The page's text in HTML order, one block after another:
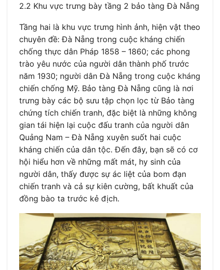
2.2 Khu vực trưng bày tầng 2 bảo tàng Đà Nẵng
Tầng hai là khu vực trưng hình ảnh, hiện vật theo
chuyên đề: Đà Nẵng trong cuộc kháng chiến
chống thực dân Pháp 1858 – 1860; các phong
trào yêu nước của người dân thành phố trước
năm 1930; người dân Đà Nẵng trong cuộc kháng
chiến chống Mỹ. Bảo tàng Đà Nẵng cũng là nơi
trưng bày các bộ sưu tập chọn lọc từ Bảo tàng
chứng tích chiến tranh, đặc biệt là những không
gian tái hiện lại cuộc đấu tranh của người dân
Quảng Nam – Đà Nẵng xuyên suốt hai cuộc
kháng chiến của dân tộc. Đến đây, bạn sẽ có cơ
hội hiểu hơn về những mất mát, hy sinh của
người dân, thấy được sự ác liệt của bom đạn
chiến tranh và cả sự kiên cường, bất khuất của
đồng bào ta trước kẻ địch.